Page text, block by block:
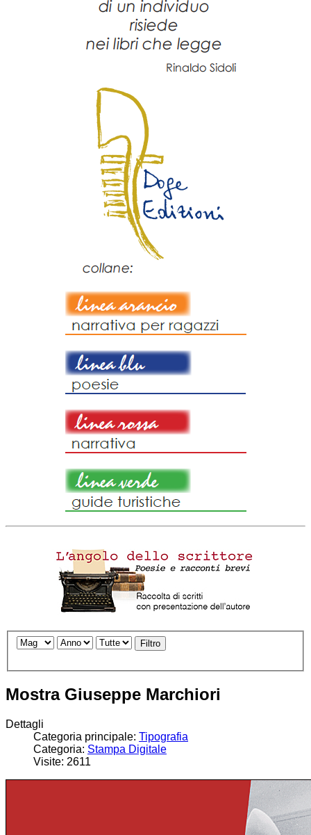
Filtro
Mostra Giuseppe Marchiori
Dettagli
Categoria principale: Tipografia
Categoria: Stampa Digitale
Visite: 2611